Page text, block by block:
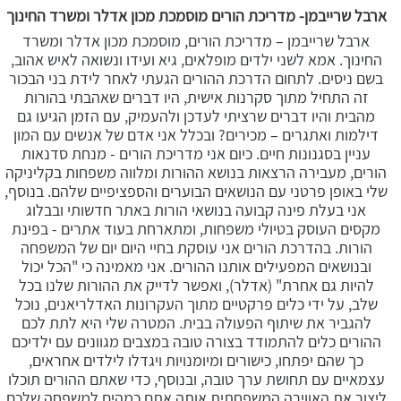
ארבל שרייבמן- מדריכת הורים מוסמכת מכון אדלר ומשרד החינוך
ארבל שרייבמן – מדריכת הורים, מוסמכת מכון אדלר ומשרד
החינוך. אמא לשני ילדים מופלאים, גיא ועידו ונשואה לאיש אהוב,
בשם ניסים. לתחום הדרכת ההורים הגעתי לאחר לידת בני הבכור
זה התחיל מתוך סקרנות אישית, היו דברים שאהבתי בהורות
מהבית והיו דברים שרציתי לעדכן ולהעמיק, עם הזמן הגיעו גם
דילמות ואתגרים – מכירים? ובכלל אני אדם של אנשים עם המון
עניין בסגנונות חיים. כיום אני מדריכת הורים - מנחת סדנאות
הורים, מעבירה הרצאות בנושא ההורות ומלווה משפחות בקליניקה
שלי באופן פרטני עם הנושאים הבוערים והספציפיים שלהם. בנוסף,
אני בעלת פינה קבועה בנושאי הורות באתר חדשותי ובבלוג
מקסים העוסק בטיולי משפחות, ומתארחת בעוד אתרים - בפינת
הורות. בהדרכת הורים אני עוסקת בחיי היום יום של המשפחה
ובנושאים המפעילים אותנו ההורים. אני מאמינה כי "הכל יכול
להיות גם אחרת" (אדלר), ואפשר לדייק את ההורות שלנו בכל
שלב, על ידי כלים פרקטיים מתוך העקרונות האדלריאנים, נוכל
להגביר את שיתוף הפעולה בבית. המטרה שלי היא לתת לכם
ההורים כלים להתמודד בצורה טובה במצבים מגוונים עם ילדיכם
כך שהם יפתחו, כישורים ומיומנויות ויגדלו לילדים אחראים,
עצמאיים עם תחושת ערך טובה, ובנוסף, כדי שאתם ההורים תוכלו